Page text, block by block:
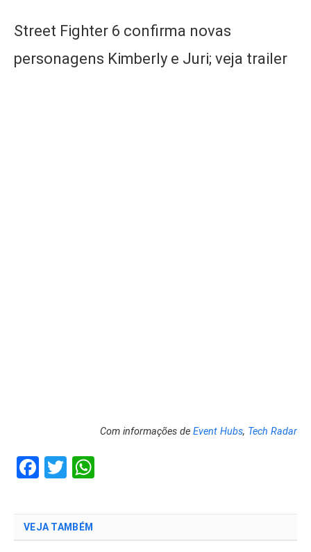
Street Fighter 6 confirma novas
personagens Kimberly e Juri; veja trailer
Com informações de Event Hubs, Tech Radar
Facebook
Twitter
VEJA TAMBÉM